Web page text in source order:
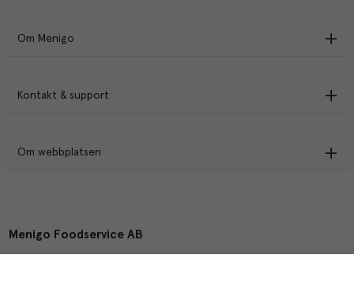
Om Menigo
Kontakt & support
Om webbplatsen
Menigo Foodservice AB